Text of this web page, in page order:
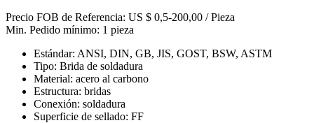
Precio FOB de Referencia: US $ 0,5-200,00 / Pieza
Min. Pedido mínimo: 1 pieza
Estándar: ANSI, DIN, GB, JIS, GOST, BSW, ASTM
Tipo: Brida de soldadura
Material: acero al carbono
Estructura: bridas
Conexión: soldadura
Superficie de sellado: FF